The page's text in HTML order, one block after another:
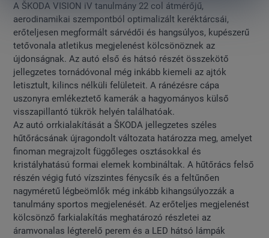
A ŠKODA VISION iV tanulmány 22 col átmérőjű,
aerodinamikai szempontból optimalizált keréktárcsái,
erőteljesen megformált sárvédői és hangsúlyos, kupészerű
tetővonala atletikus megjelenést kölcsönöznek az
újdonságnak. Az autó első és hátsó részét összekötő
jellegzetes tornádóvonal még inkább kiemeli az ajtók
letisztult, kilincs nélküli felületeit. A ránézésre cápa
uszonyra emlékeztető kamerák a hagyományos külső
visszapillantó tükrök helyén találhatóak.
Az autó orrkialakítását a ŠKODA jellegzetes széles
hűtőrácsának újragondolt változata határozza meg, amelyet
finoman megrajzolt függőleges osztásokkal és
kristályhatású formai elemek kombináltak. A hűtőrács felső
részén végig futó vízszintes fénycsík és a feltűnően
nagyméretű légbeömlők még inkább kihangsúlyozzák a
tanulmány sportos megjelenését. Az erőteljes megjelenést
kölcsönző farkialakítás meghatározó részletei az
áramvonalas légterelő perem és a LED hátsó lámpák